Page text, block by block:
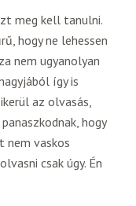
meg kell tanulni.
hogy ne lehessen
nem ugyanolyan
így is
az olvasás,
hogy
vaskos
csak úgy. Én